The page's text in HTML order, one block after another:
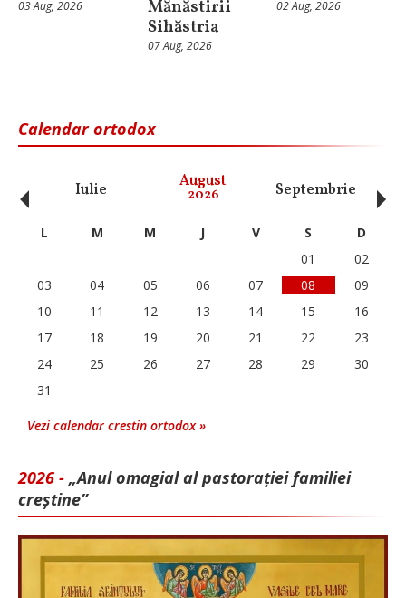
03 Aug, 2026
Mănăstirii
Sihăstria
07 Aug, 2026
02 Aug, 2026
Calendar ortodox
Iulie August
2026 Septembrie
‹ L M M J V S
D
01
02
03
04 05 06 07 08
09
10
11 12 13 14 15
16
17
18 19 20 21 22
23
24
25 26 27 28 29
30
31
Vezi calendar crestin ortodox »
2026 - „Anul omagial al pastorației familiei
creștine”